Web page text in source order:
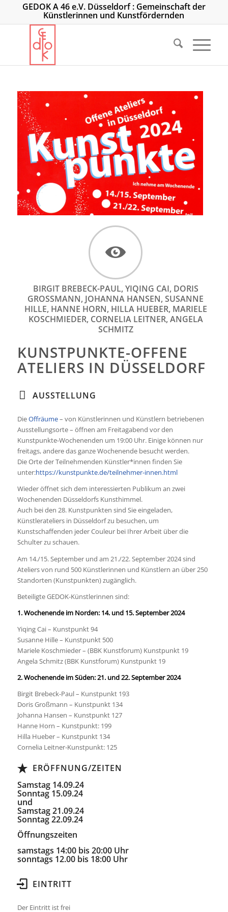
GEDOK A 46 e.V. Düsseldorf : Gemeinschaft der
Künstlerinnen und Kunstfördernden
BIRGIT BREBECK-PAUL, YIQING CAI, DORIS
GROSSMANN, JOHANNA HANSEN, SUSANNE H
ILLE, HANNE HORN, HILLA HUEBER, MARIELE K
OSCHMIEDER, CORNELIA LEITNER, ANGELA S
CHMITZ
KUNSTPUNKTE-OFFENE
ATELIERS IN DÜSSELDORF
AUSSTELLUNG
DieOffräume– von Künstlerinnen und Künstlern betriebenen
Ausstellungsorte – öffnen am Freitagabend vor den
Kunstpunkte-Wochenenden um 19:00 Uhr. Einige können nur
freitags, andere das ganze Wochenende besucht werden.
Die Orte der Teilnehmenden Künstler*innen finden Sie
unter:https://kunstpunkte.de/teilnehmer-innen.html
Wieder öffnet sich dem interessierten Publikum an zwei
Wochenenden Düsseldorfs Kunsthimmel.
Auch bei den 28. Kunstpunkten sind Sie eingeladen,
Künstlerateliers in Düsseldorf zu besuchen, um
Kunstschaffenden jeder Couleur bei Ihrer Arbeit über die
Schulter zu schauen.
Am 14./15. September und am 21./22. September 2024sind
Ateliers von rund 500 Künstlerinnen und Künstlern an über 250
Standorten (Kunstpunkten) zugänglich.
Beteiligte GEDOK-Künstlerinnen sind:
1. Wochenende im Norden: 14. und 15. September 2024
Yiqing Cai – Kunstpunkt 94
Susanne Hille – Kunstpunkt 500
Mariele Koschmieder – (BBK Kunstforum) Kunstpunkt 19
Angela Schmitz (BBK Kunstforum) Kunstpunkt 19
2. Wochenende im Süden: 21. und 22. September 2024
Birgit Brebeck-Paul – Kunstpunkt 193
Doris Großmann – Kunstpunkt 134
Johanna Hansen – Kunstpunkt 127
Hanne Horn – Kunstpunkt: 199
Hilla Hueber – Kunstpunkt 134
Cornelia Leitner-Kunstpunkt: 125
ERÖFFNUNG/ZEITEN
Samstag 14.09.24
Sonntag 15.09.24
und
Samstag 21.09.24
Sonntag 22.09.24
Öffnungszeiten
samstags 14:00 bis 20:00 Uhr
sonntags 12.00 bis 18:00 Uhr
EINTRITT
Der Eintritt ist frei